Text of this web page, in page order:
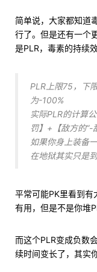
简单说，大家都知道
行了。但是还有一个
是PLR，毒素的持续效
PLR上限75，下
为-100%
实际PLR的计算
罚】+【敌方的“-
如果你身上装备
在地狱其实只是
平常可能PK里看到有
有用，但是不是你堆
而这个PLR变成负数
续时间变长了，其实